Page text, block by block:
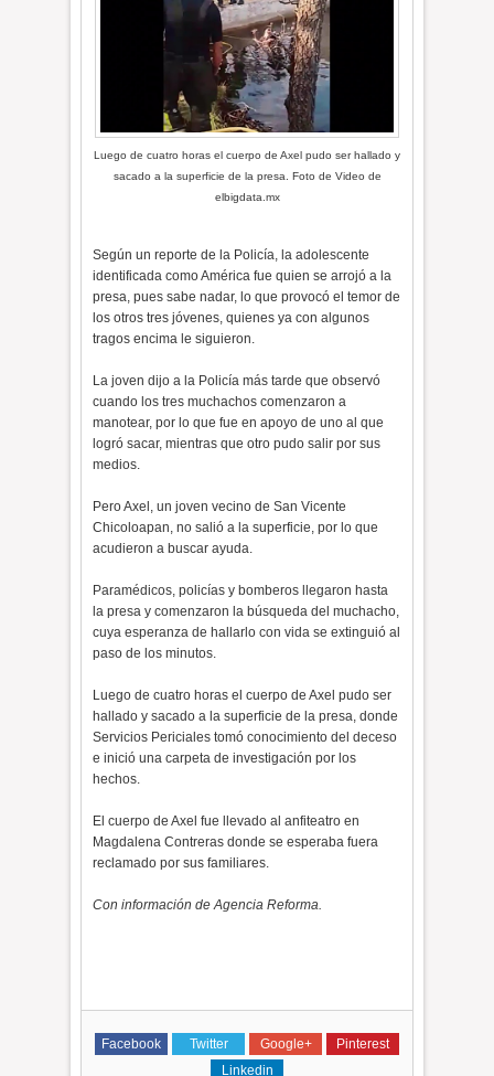
Luego de cuatro horas el cuerpo de Axel pudo ser hallado y
sacado a la superficie de la presa. Foto de Video de
elbigdata.mx
Según un reporte de la Policía, la adolescente
identificada como América fue quien se arrojó a la
presa, pues sabe nadar, lo que provocó el temor de
los otros tres jóvenes, quienes ya con algunos
tragos encima le siguieron.
La joven dijo a la Policía más tarde que observó
cuando los tres muchachos comenzaron a
manotear, por lo que fue en apoyo de uno al que
logró sacar, mientras que otro pudo salir por sus
medios.
Pero Axel, un joven vecino de San Vicente
Chicoloapan, no salió a la superficie, por lo que
acudieron a buscar ayuda.
Paramédicos, policías y bomberos llegaron hasta
la presa y comenzaron la búsqueda del muchacho,
cuya esperanza de hallarlo con vida se extinguió al
paso de los minutos.
Luego de cuatro horas el cuerpo de Axel pudo ser
hallado y sacado a la superficie de la presa, donde
Servicios Periciales tomó conocimiento del deceso
e inició una carpeta de investigación por los
hechos.
El cuerpo de Axel fue llevado al anfiteatro en
Magdalena Contreras donde se esperaba fuera
reclamado por sus familiares.
Con información de Agencia Reforma.
Facebook Twitter Google+
Pinterest
Linkedin